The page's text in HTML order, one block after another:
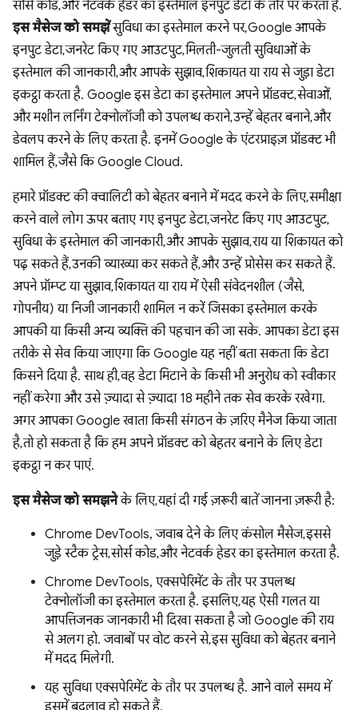
सोर्स कोड, और नेटवर्क हेडर का इस्तेमाल इनपुट डेटा के तौर पर करता है.
इस मैसेज को समझेंसुविधा का इस्तेमाल करने पर, Google आपके
इनपुट डेटा, जनरेट किए गए आउटपुट, मिलती-जुलती सुविधाओं के
इस्तेमाल की जानकारी, और आपके सुझाव, शिकायत या राय से जुड़ा डेटा
इकट्ठा करता है. Google इस डेटा का इस्तेमाल अपने प्रॉडक्ट, सेवाओं,
और मशीन लर्निंग टेक्नोलॉजी को उपलब्ध कराने, उन्हें बेहतर बनाने, और
डेवलप करने के लिए करता है. इनमें Google के एंटरप्राइज़ प्रॉडक्ट भी
शामिल हैं, जैसे कि Google Cloud.
हमारे प्रॉडक्ट की क्वालिटी को बेहतर बनाने में मदद करने के लिए, समीक्षा
करने वाले लोग ऊपर बताए गए इनपुट डेटा, जनरेट किए गए आउटपुट,
सुविधा के इस्तेमाल की जानकारी, और आपके सुझाव, राय या शिकायत को
पढ़ सकते हैं, उनकी व्याख्या कर सकते हैं, और उन्हें प्रोसेस कर सकते हैं.
अपने प्रॉम्प्ट या सुझाव, शिकायत या राय में ऐसी संवेदनशील (जैसे,
गोपनीय) या निजी जानकारी शामिल न करें जिसका इस्तेमाल करके
आपकी या किसी अन्य व्यक्ति की पहचान की जा सके. आपका डेटा इस
तरीके से सेव किया जाएगा कि Google यह नहीं बता सकता कि डेटा
किसने दिया है. साथ ही, वह डेटा मिटाने के किसी भी अनुरोध को स्वीकार
नहीं करेगा और उसे ज़्यादा से ज़्यादा 18 महीने तक सेव करके रखेगा.
अगर आपका Google खाता किसी संगठन के ज़रिए मैनेज किया जाता
है, तो हो सकता है कि हम अपने प्रॉडक्ट को बेहतर बनाने के लिए डेटा
इकट्ठा न कर पाएं.
इस मैसेज को समझनेके लिए, यहां दी गई ज़रूरी बातें जानना ज़रूरी है:
Chrome DevTools, जवाब देने के लिए कंसोल मैसेज, इससे
जुड़े स्टैक ट्रेस, सोर्स कोड, और नेटवर्क हेडर का इस्तेमाल करता है.
Chrome DevTools, एक्सपेरिमेंट के तौर पर उपलब्ध
टेक्नोलॉजी का इस्तेमाल करता है. इसलिए, यह ऐसी गलत या
आपत्तिजनक जानकारी भी दिखा सकता है जो Google की राय
से अलग हो. जवाबों पर वोट करने से, इस सुविधा को बेहतर बनाने
में मदद मिलेगी.
यह सुविधा एक्सपेरिमेंट के तौर पर उपलब्ध है. आने वाले समय में
इसमें बदलाव हो सकते हैं.